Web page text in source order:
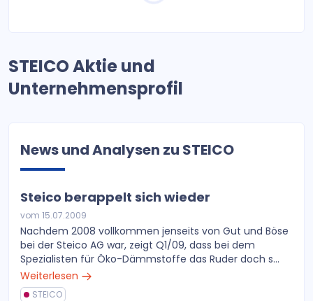
STEICO Aktie und
Unternehmensprofil
News und Analysen zu STEICO
Steico berappelt sich wieder
vom 15.07.2009
Nachdem 2008 vollkommen jenseits von Gut und Böse
bei der Steico AG war, zeigt Q1/09, dass bei dem
Spezialisten für Öko-Dämmstoffe das Ruder doch s...
Weiterlesen
STEICO